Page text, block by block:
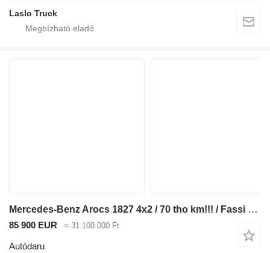
Laslo Truck
Mercedes-Benz Arocs 1827 4x2 / 70 tho km!!! / Fassi F135A.0.22 crane / remote
85 900 EUR ≈ 31 100 000 Ft
Autódaru